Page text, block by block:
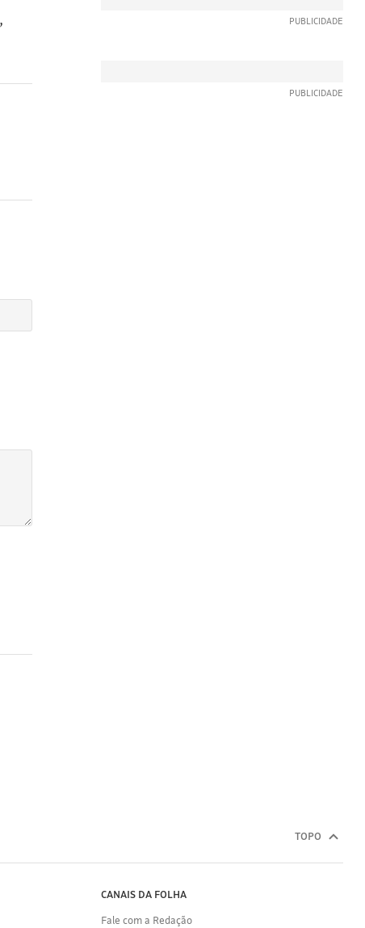
,
TOPO
CANAIS DA FOLHA
Fale com a Redação